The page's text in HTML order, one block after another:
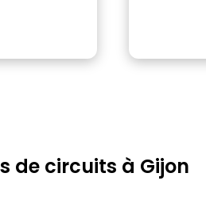
de circuits à Gijon